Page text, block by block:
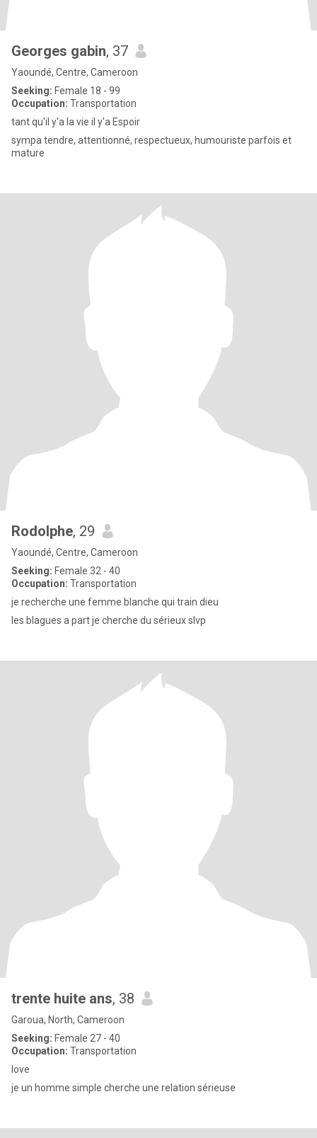
Georges gabin, 37
Yaoundé, Centre, Cameroon
Seeking: Female 18 - 99
Occupation: Transportation
tant qu'il y'a la vie il y'a Espoir
sympa tendre, attentionné, respectueux, humouriste parfois et
mature
Rodolphe, 29
Yaoundé, Centre, Cameroon
Seeking: Female 32 - 40
Occupation: Transportation
je recherche une femme blanche qui train dieu
les blagues a part je cherche du sérieux slvp
trente huite ans, 38
Garoua, North, Cameroon
Seeking: Female 27 - 40
Occupation: Transportation
love
je un homme simple cherche une relation sérieuse